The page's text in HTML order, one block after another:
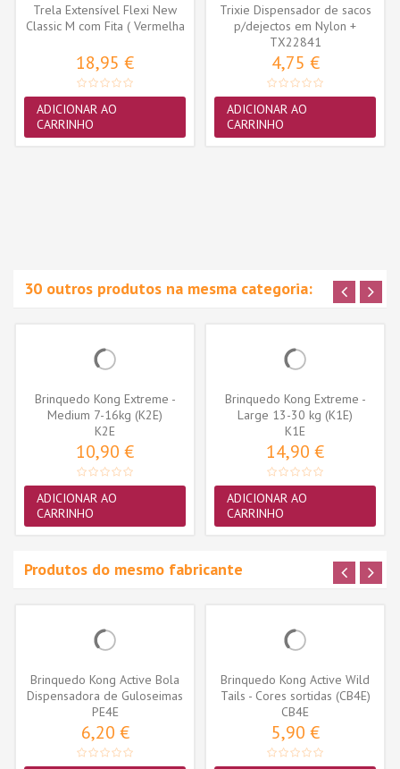
Trela Extensível Flexi New
Classic M com Fita ( Vermelha
18,95 €
ADICIONAR AO
CARRINHO
Trixie Dispensador de sacos
p/dejectos em Nylon +
Recarga...
TX22841
4,75 €
ADICIONAR AO
CARRINHO
30 outros produtos na mesma categoria:
Brinquedo Kong Extreme -
Medium 7-16kg (K2E)
K2E
10,90 €
ADICIONAR AO
CARRINHO
Brinquedo Kong Extreme -
Large 13-30 kg (K1E)
K1E
14,90 €
ADICIONAR AO
CARRINHO
Produtos do mesmo fabricante
Brinquedo Kong Active Bola
Dispensadora de Guloseimas
(PE4E)
PE4E
6,20 €
Brinquedo Kong Active Wild
Tails - Cores sortidas (CB4E)
CB4E
5,90 €